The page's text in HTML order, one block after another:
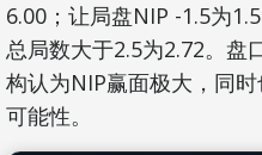
6.00；让局盘NIP -1.5为
总局数大于2.5为2.72。盘
构认为NIP赢面极大，同
可能性。